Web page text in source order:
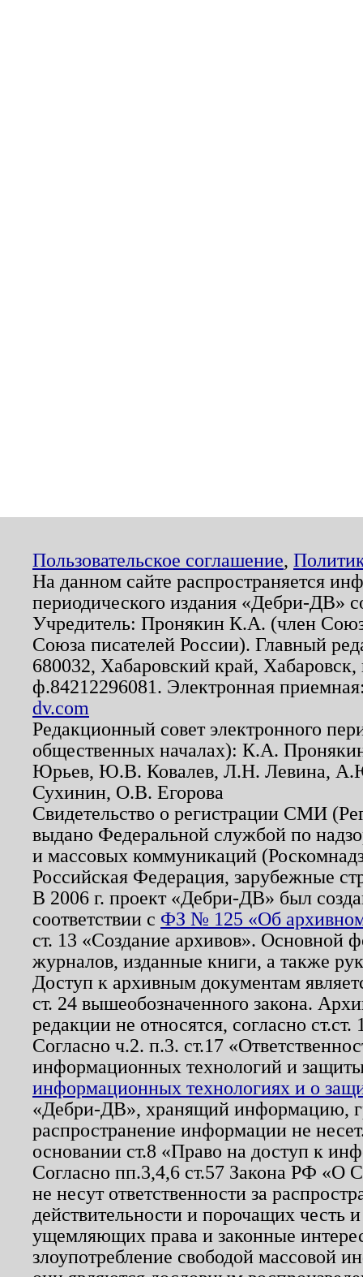
Пользовательское соглашение,
На данном сайте распространяется
периодического издания «Дебри-ДВ»
Учредитель: Пронякин К.А. (член
Союза писателей России). Главный
680032, Хабаровский край,
ф.84212296081. Электронная
dv.com
Редакционный совет электронного
общественных началах): К.А.
Юрьев, Ю.В. Ковалев, Л.Н. Левина,
Сухинин, О.В. Егорова
Свидетельство о регистрации СМИ
выдано Федеральной службой по
и массовых коммуникаций
Российская Федерация, зарубежные
В 2006 г. проект «Дебри-ДВ» был
соответствии с ФЗ № 125 «Об
ст. 13 «Создание архивов». Основной
журналов, изданные книги, а также
Доступ к архивным документам
ст. 24 вышеобозначенного закона.
редакции не относятся, согласно
Согласно ч.2. п.3. ст.17
информационных технологий и
информационных технологиях и о
«Дебри-ДВ», хранящий информацию,
распространение информации не
основании ст.8 «Право на доступ к
Согласно пп.3,4,6 ст.57 Закона РФ «О
не несут ответственности за
действительности и порочащих честь
ущемляющих права и законные
злоупотребление свободой массовой